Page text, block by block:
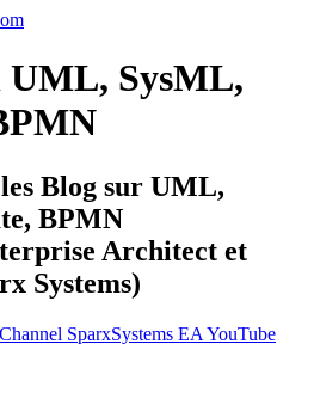
UML, SysML,
Blog sur UML,
BPMN
Architect et
Systems)
SparxSystems EA YouTube